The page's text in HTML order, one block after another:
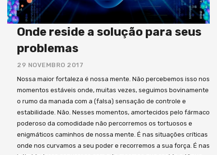
Onde reside a solução para seus
problemas
29 NOVEMBRO 2017
Nossa maior fortaleza é nossa mente. Não percebemos isso nos
momentos estáveis onde, muitas vezes, seguimos bovinamente
o rumo da manada com a (falsa) sensação de controle e
estabilidade. Não. Nesses momentos, amortecidos pelo fármaco
poderoso da comodidade não percorremos os tortuosos e
enigmáticos caminhos de nossa mente. É nas situações críticas
onde nos curvamos a seu poder e recorremos a sua força. É nas